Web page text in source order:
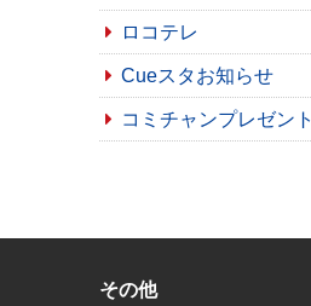
ロコテレ
Cueスタお知らせ
コミチャンプレゼント
その他